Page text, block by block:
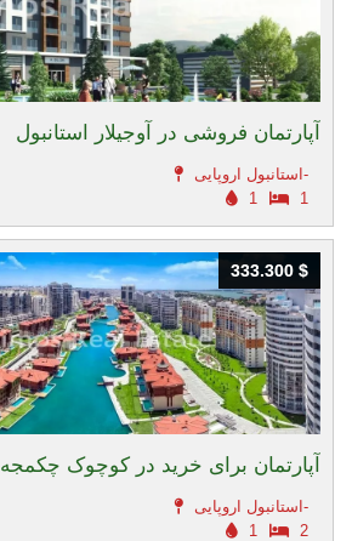
آپارتمان فروشی در آوجیلار استانبول
استانبول اروپایی-
1
1
آپارتمان برای خرید در کوچوک چکمجه
استانبول اروپایی-
2
1
333.300 $
333.300 $